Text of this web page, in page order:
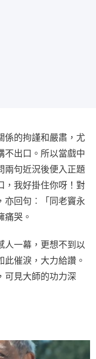
係的拘謹和嚴肅，尤
不出口。所以當戲中
兩句近況後便入正題
，我好掛住你呀！對
亦回句︰「同老竇永
痛哭。
人一幕，更想不到以
催淚，大力給讚。
可見大師的功力深